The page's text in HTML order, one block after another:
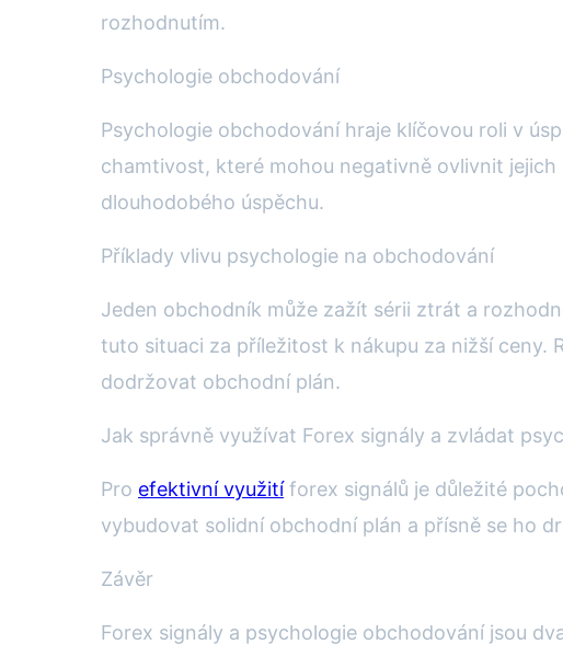
rozhodnutím.
Psychologie obchodování
Psychologie obchodování hraje klíčovou roli v
chamtivost, které mohou negativně ovlivnit
dlouhodobého úspěchu.
Příklady vlivu psychologie na obchodování
Jeden obchodník může zažít sérii ztrát a
tuto situaci za příležitost k nákupu za nižší ceny.
dodržovat obchodní plán.
Jak správně využívat Forex signály a zvládat
Pro efektivní využitíforex signálů je důležité
vybudovat solidní obchodní plán a přísně se ho
Závěr
Forex signály a psychologie obchodování jsou